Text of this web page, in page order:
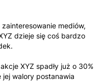
mediów,
dzieje się coś bardzo
XYZ spadły już o 30%
walory postanawia